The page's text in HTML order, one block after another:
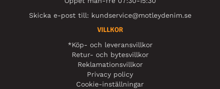
Skicka e-post till: kundservice@motleydenim.se
VILLKOR
*Köp- och leveransvillkor
Retur- och bytesvillkor
Reklamationsvillkor
Privacy policy
Cookie-inställningar